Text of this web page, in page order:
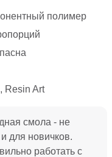
полимер
Resin Art
смола - не
для новичков.
работать с